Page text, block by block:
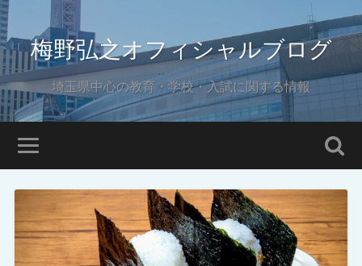
梅野弘之オフィシャルブログ
埼玉県中心の教育・学校・入試に関する情報